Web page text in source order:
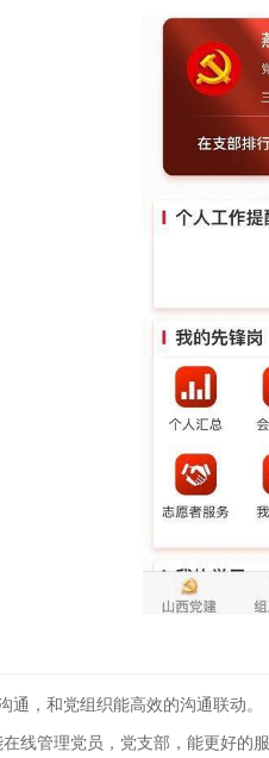
通，和党组织能高效的沟通联动。
在线管理党员，党支部，能更好的